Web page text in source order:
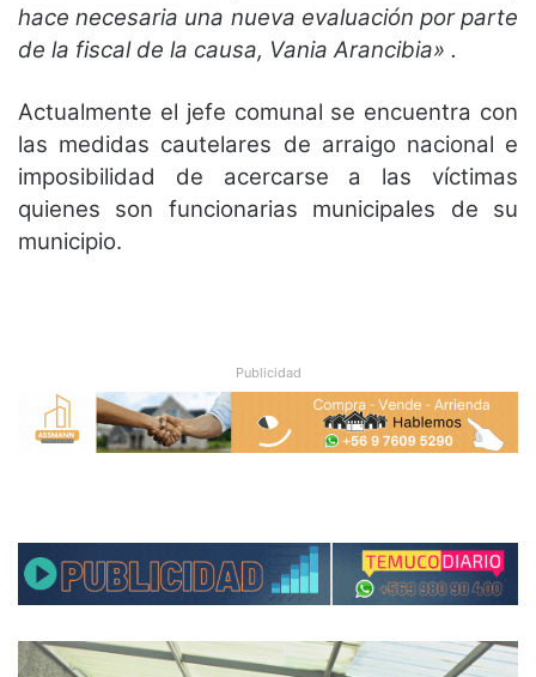
hace necesaria una nueva evaluación por parte
de la fiscal de la causa, Vania Arancibia» .
Actualmente el jefe comunal se encuentra con
las medidas cautelares de arraigo nacional e
imposibilidad de acercarse a las víctimas
quienes son funcionarias municipales de su
municipio.
Publicidad